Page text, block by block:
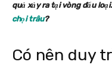
quả xảy ra tại vòng đấu
chọi trâu?
Có nên duy